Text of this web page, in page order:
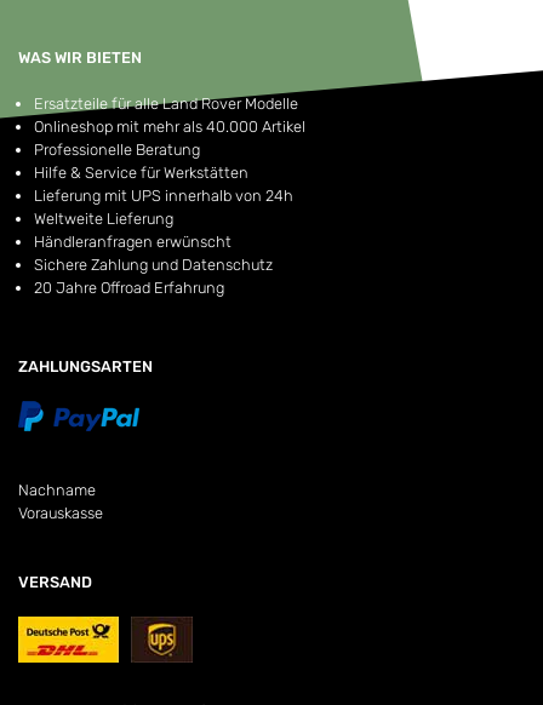
WAS WIR BIETEN
Ersatzteile für alle Land Rover Modelle
Onlineshop mit mehr als 40.000 Artikel
Professionelle Beratung
Hilfe & Service für Werkstätten
Lieferung mit UPS innerhalb von 24h
Weltweite Lieferung
Händleranfragen erwünscht
Sichere Zahlung und Datenschutz
20 Jahre Offroad Erfahrung
ZAHLUNGSARTEN
Nachname
Vorauskasse
VERSAND